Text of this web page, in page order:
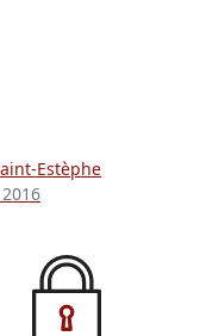
Estèphe